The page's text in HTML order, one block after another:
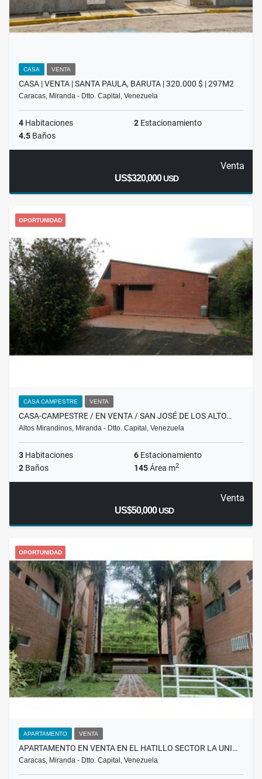
CASA VENTA
CASA | VENTA | SANTA PAULA, BARUTA | 320.000 $ | 297M2
Caracas, Miranda - Dtto. Capital, Venezuela
4 Habitaciones 2 Estacionamiento
4.5 Baños
Venta
US$320,000USD
OPORTUNIDAD
CASA CAMPESTRE VENTA
CASA-CAMPESTRE / EN VENTA / SAN JOSÉ DE LOS ALTO…
Altos Mirandinos, Miranda - Dtto. Capital, Venezuela
3 Habitaciones 6 Estacionamiento
2 Baños 145Área m2
Venta
US$50,000USD
OPORTUNIDAD
APARTAMENTO VENTA
APARTAMENTO EN VENTA EN EL HATILLO SECTOR LA UNI…
Caracas, Miranda - Dtto. Capital, Venezuela